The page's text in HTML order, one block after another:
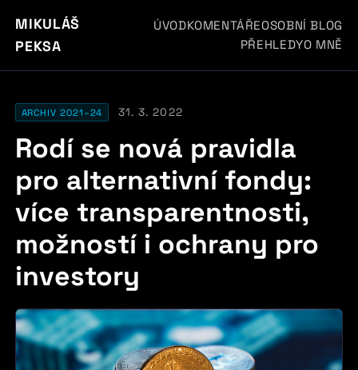
MIKULÁŠ
PEKSA
ÚVODKOMENTÁŘEOSOBNÍ BLOG
PŘEHLEDYO MNĚ
ARCHIV 2021–24 31. 3. 2022
Rodí se nová pravidla
pro alternativní fondy:
více transparentnosti,
možností i ochrany pro
investory